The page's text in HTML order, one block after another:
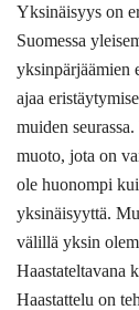
Yksinäisyys on
Suomessa
yksinpärjäämien
ajaa
muiden
muoto, jota on
ole huonompi
yksinäisyyttä.
välillä yksin
Haastateltavana
Haastattelu on